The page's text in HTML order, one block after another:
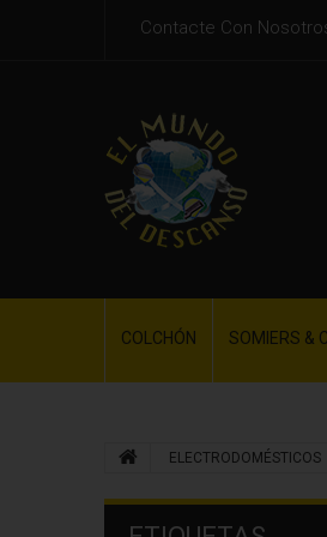
Contacte Con
COLCHÓN SOMIERS &
ELECTRODOMÉSTICOS